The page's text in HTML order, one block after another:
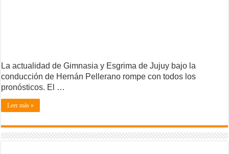
La actualidad de Gimnasia y Esgrima de Jujuy bajo la
conducción de Hernán Pellerano rompe con todos los
pronósticos. El …
Leer más »